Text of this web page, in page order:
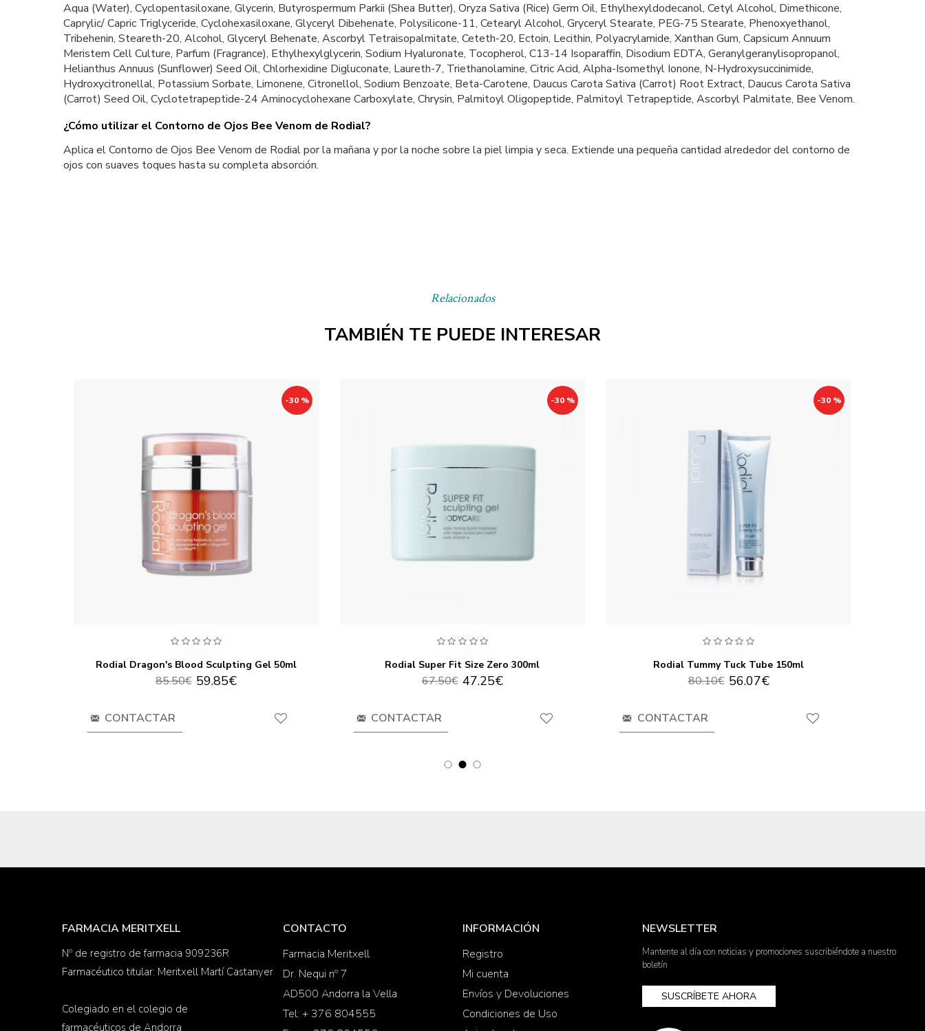
Relacionados
TAMBIÉN TE PUEDE INTERESAR
-30 %
Rodial Dragon's Blood Sculpting Gel 50ml
59.85€
85.50€
CONTACTAR
-30 %
Rodial Super Fit Size Zero 300ml
47.25€
67.50€
CONTACTAR
-30 %
Rodial Tummy Tuck Tube 150ml
56.07€
80.10€
CONTACTAR
Aqua (Water), Cyclopentasiloxane, Glycerin, Butyrospermum Parkii (Shea Butter), Oryza Sativa (Rice) Germ Oil, Ethylhexyldodecanol, Cetyl Alcohol, Dimethicone,
Caprylic/ Capric Triglyceride, Cyclohexasiloxane, Glyceryl Dibehenate, Polysilicone-11, Cetearyl Alcohol, Gryceryl Stearate, PEG-75 Stearate, Phenoxyethanol,
Tribehenin, Steareth-20, Alcohol, Glyceryl Behenate, Ascorbyl Tetraisopalmitate, Ceteth-20, Ectoin, Lecithin, Polyacrylamide, Xanthan Gum, Capsicum Annuum
Meristem Cell Culture, Parfum (Fragrance), Ethylhexylglycerin, Sodium Hyaluronate, Tocopherol, C13-14 Isoparaffin, Disodium EDTA, Geranylgeranylisopropanol,
Helianthus Annuus (Sunflower) Seed Oil, Chlorhexidine Digluconate, Laureth-7, Triethanolamine, Citric Acid, Alpha-Isomethyl Ionone, N-Hydroxysuccinimide,
Hydroxycitronellal, Potassium Sorbate, Limonene, Citronellol, Sodium Benzoate, Beta-Carotene, Daucus Carota Sativa (Carrot) Root Extract, Daucus Carota Sativa
(Carrot) Seed Oil, Cyclotetrapeptide-24 Aminocyclohexane Carboxylate, Chrysin, Palmitoyl Oligopeptide, Palmitoyl Tetrapeptide, Ascorbyl Palmitate, Bee Venom.
¿Cómo utilizar el Contorno de Ojos Bee Venom de Rodial?
Aplica el Contorno de Ojos Bee Venom de Rodial por la mañana y por la noche sobre la piel limpia y seca. Extiende una pequeña cantidad alrededor del contorno de
ojos con suaves toques hasta su completa absorción.
FARMACIA MERITXELL
Nº de registro de farmacia 909236R
Farmacéutico titular: Meritxell Martí Castanyer
Colegiado en el colegio de
farmacéuticos de Andorra
CONTACTO
Farmacia Meritxell
Dr. Nequi nº 7
AD500 Andorra la Vella
Tel: + 376 804555
INFORMACIÓN
Registro
Mi cuenta
Envíos y Devoluciones
Condiciones de Uso
NEWSLETTER
Mantente al día con noticias y promociones suscribiéndote a nuestro
boletín
SUSCRÍBETE AHORA